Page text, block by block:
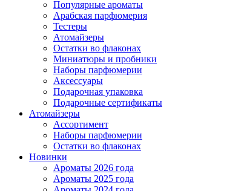
Популярные ароматы
Арабская парфюмерия
Тестеры
Атомайзеры
Остатки во флаконах
Миниатюры и пробники
Наборы парфюмерии
Аксессуары
Подарочная упаковка
Подарочные сертификаты
Атомайзеры
Ассортимент
Наборы парфюмерии
Остатки во флаконах
Новинки
Ароматы 2026 года
Ароматы 2025 года